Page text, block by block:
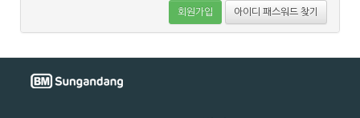
회원가입 아이디 패스워드 찾기